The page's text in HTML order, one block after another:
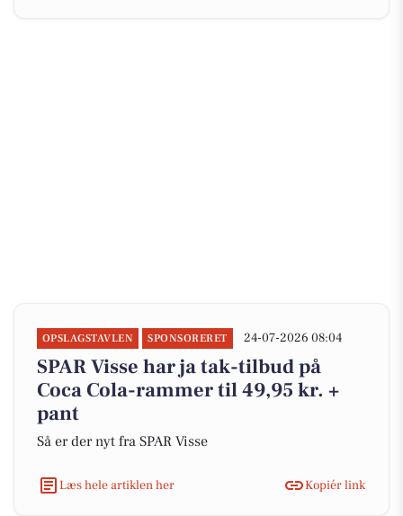
OPSLAGSTAVLEN SPONSORERET 24-07-2026 08:04
SPAR Visse har ja tak-tilbud på
Coca Cola-rammer til 49,95 kr. +
pant
Så er der nyt fra SPAR Visse
Læs hele artiklen her Kopiér link